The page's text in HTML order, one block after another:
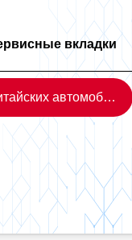
вкладки
Каталог китайских автомобилей